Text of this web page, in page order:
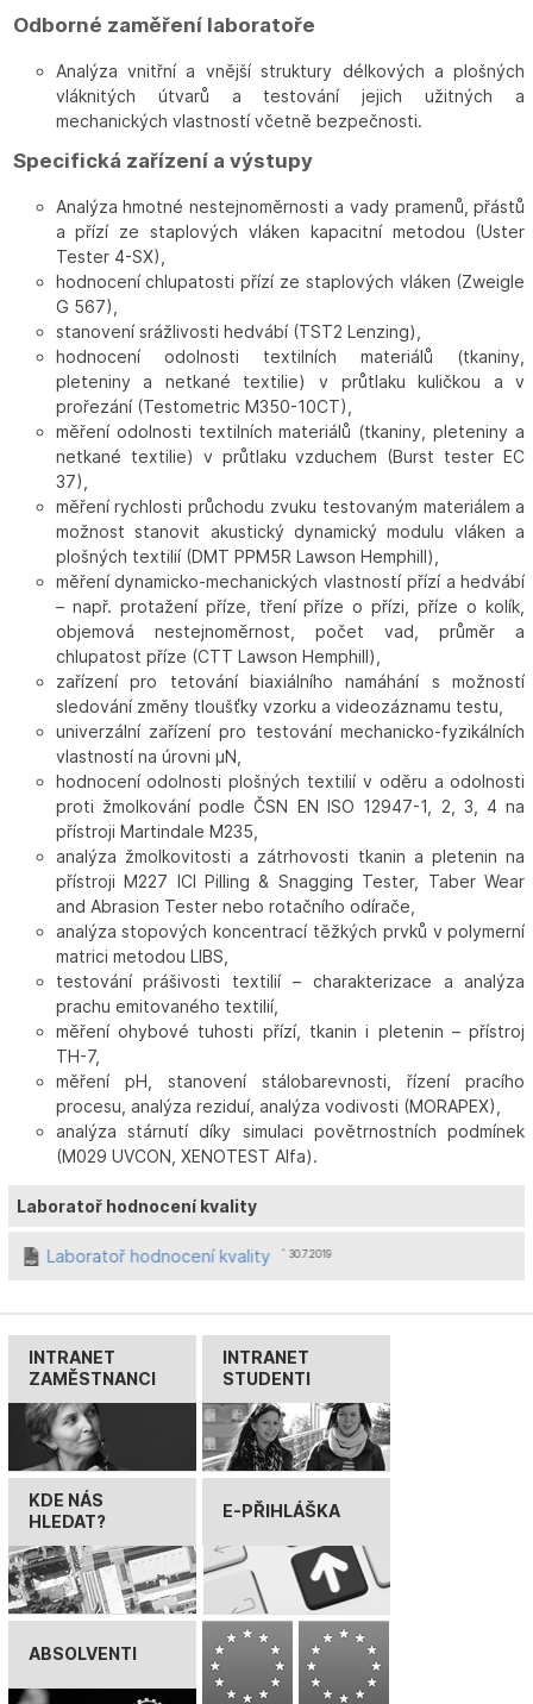
Odborné zaměření laboratoře
Analýza vnitřní a vnější struktury délkových a plošných
vláknitých útvarů a testování jejich užitných a
mechanických vlastností včetně bezpečnosti.
Specifická zařízení a výstupy
Analýza hmotné nestejnoměrnosti a vady pramenů, přástů
a přízí ze staplových vláken kapacitní metodou (Uster
Tester 4-SX),
hodnocení chlupatosti přízí ze staplových vláken (Zweigle
G 567),
stanovení srážlivosti hedvábí (TST2 Lenzing),
hodnocení odolnosti textilních materiálů (tkaniny,
pleteniny a netkané textilie) v průtlaku kuličkou a v
prořezání (Testometric M350-10CT),
měření odolnosti textilních materiálů (tkaniny, pleteniny a
netkané textilie) v průtlaku vzduchem (Burst tester EC
37),
měření rychlosti průchodu zvuku testovaným materiálem a
možnost stanovit akustický dynamický modulu vláken a
plošných textilií (DMT PPM5R Lawson Hemphill),
měření dynamicko-mechanických vlastností přízí a hedvábí
– např. protažení příze, tření příze o přízi, příze o kolík,
objemová nestejnoměrnost, počet vad, průměr a
chlupatost příze (CTT Lawson Hemphill),
zařízení pro tetování biaxiálního namáhání s možností
sledování změny tloušťky vzorku a videozáznamu testu,
univerzální zařízení pro testování mechanicko-fyzikálních
vlastností na úrovni µN,
hodnocení odolnosti plošných textilií v oděru a odolnosti
proti žmolkování podle ČSN EN ISO 12947-1, 2, 3, 4 na
přístroji Martindale M235,
analýza žmolkovitosti a zátrhovosti tkanin a pletenin na
přístroji M227 ICI Pilling & Snagging Tester, Taber Wear
and Abrasion Tester nebo rotačního odírače,
analýza stopových koncentrací těžkých prvků v polymerní
matrici metodou LIBS,
testování prášivosti textilií – charakterizace a analýza
prachu emitovaného textilií,
měření ohybové tuhosti přízí, tkanin i pletenin – přístroj
TH-7,
měření pH, stanovení stálobarevnosti, řízení pracího
procesu, analýza reziduí, analýza vodivosti (MORAPEX),
analýza stárnutí díky simulaci povětrnostních podmínek
(M029 UVCON, XENOTEST Alfa).
Laboratoř hodnocení kvality
Laboratoř hodnocení kvality ˆ 30.7.2019
INTRANET
ZAMĚSTNANCI
INTRANET
STUDENTI
KDE NÁS
HLEDAT?
E-PŘIHLÁŠKA
ABSOLVENTI